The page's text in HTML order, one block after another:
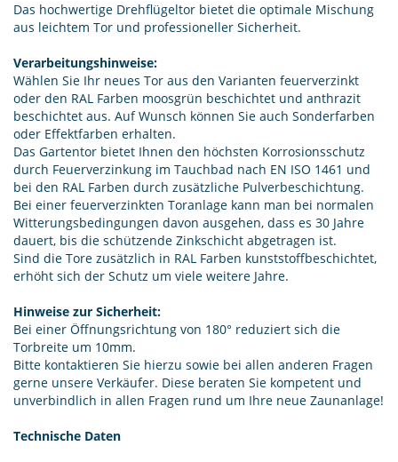
Das hochwertige Drehflügeltor bietet die optimale Mischung
aus leichtem Tor und professioneller Sicherheit.
Verarbeitungshinweise:
Wählen Sie Ihr neues Tor aus den Varianten feuerverzinkt
oder den RAL Farben moosgrün beschichtet und anthrazit
beschichtet aus. Auf Wunsch können Sie auch Sonderfarben
oder Effektfarben erhalten.
Das Gartentor bietet Ihnen den höchsten Korrosionsschutz
durch Feuerverzinkung im Tauchbad nach EN ISO 1461 und
bei den RAL Farben durch zusätzliche Pulverbeschichtung.
Bei einer feuerverzinkten Toranlage kann man bei normalen
Witterungsbedingungen davon ausgehen, dass es 30 Jahre
dauert, bis die schützende Zinkschicht abgetragen ist.
Sind die Tore zusätzlich in RAL Farben kunststoffbeschichtet,
erhöht sich der Schutz um viele weitere Jahre.
Hinweise zur Sicherheit:
Bei einer Öffnungsrichtung von 180° reduziert sich die
Torbreite um 10mm.
Bitte kontaktieren Sie hierzu sowie bei allen anderen Fragen
gerne unsere Verkäufer. Diese beraten Sie kompetent und
unverbindlich in allen Fragen rund um Ihre neue Zaunanlage!
Technische Daten